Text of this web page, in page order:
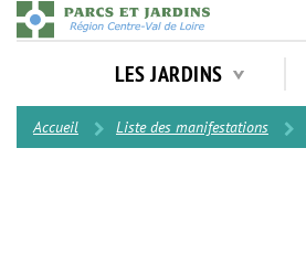
Aller
au
principale
LES JARDINS
Contenu
Accueil Liste des manifestations